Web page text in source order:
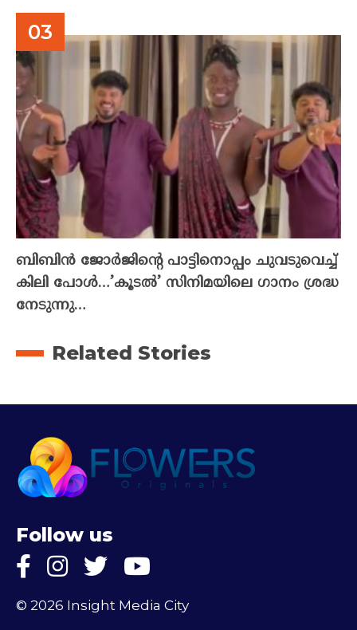
ബിബിൻ ജോർജിന്റെ പാട്ടിനൊപ്പം ചുവടുവെച്ച്
കിലി പോൾ…’കൂടൽ’ സിനിമയിലെ ഗാനം ശ്രദ്ധ
നേടുന്നു…
Related Stories
Follow us
© 2026 Insight Media City